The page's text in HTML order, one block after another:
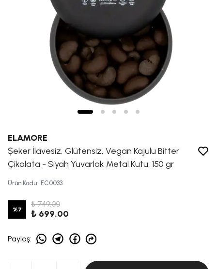
ELAMORE
Şeker İlavesiz, Glütensiz, Vegan Kajulu Bitter
Çikolata - Siyah Yuvarlak Metal Kutu, 150 gr
Ürün Kodu: EC0033
%7
₺ 749.00
₺ 699.00
Paylaş: